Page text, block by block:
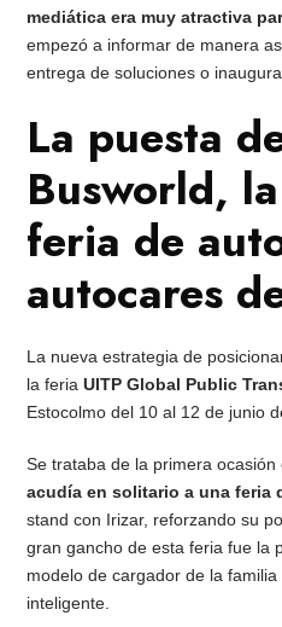
mediática era muy atractiva
empezó a informar de manera
entrega de soluciones o
La puesta
Busworld,
feria de
autocares
La nueva estrategia de
la feriaUITP Global Public
Estocolmo del 10 al 12 de junio
Se trataba de la primera
acudía en solitario a una feria
stand con Irizar, reforzando su
gran gancho de esta feria fue la
modelo de cargador de la
inteligente.